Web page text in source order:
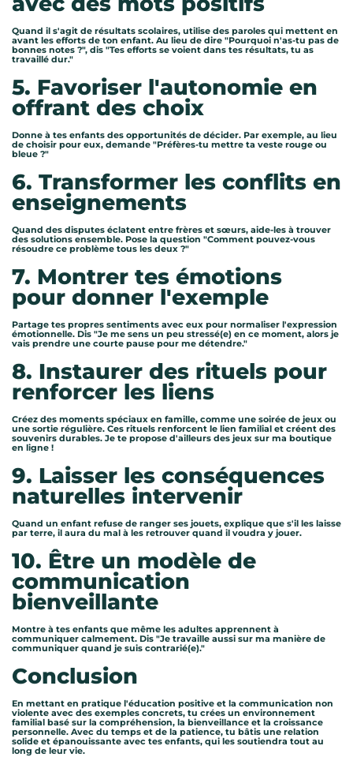
Quand il s'agit de résultats scolaires, utilise des paroles qui mettent en
avant les efforts de ton enfant. Au lieu de dire "Pourquoi n'as-tu pas de
bonnes notes ?", dis "Tes efforts se voient dans tes résultats, tu as
travaillé dur."
5. Favoriser l'autonomie en
offrant des choix
Donne à tes enfants des opportunités de décider. Par exemple, au lieu
de choisir pour eux, demande "Préfères-tu mettre ta veste rouge ou
bleue ?"
6. Transformer les conflits en
enseignements
Quand des disputes éclatent entre frères et sœurs, aide-les à trouver
des solutions ensemble. Pose la question "Comment pouvez-vous
résoudre ce problème tous les deux ?"
7. Montrer tes émotions
pour donner l'exemple
Partage tes propres sentiments avec eux pour normaliser l'expression
émotionnelle. Dis "Je me sens un peu stressé(e) en ce moment, alors je
vais prendre une courte pause pour me détendre."
8. Instaurer des rituels pour
renforcer les liens
Créez des moments spéciaux en famille, comme une soirée de jeux ou
une sortie régulière. Ces rituels renforcent le lien familial et créent des
souvenirs durables. Je te propose d'ailleurs des jeux sur ma boutique
en ligne !
9. Laisser les conséquences
naturelles intervenir
Quand un enfant refuse de ranger ses jouets, explique que s'il les laisse
par terre, il aura du mal à les retrouver quand il voudra y jouer.
10. Être un modèle de
communication
bienveillante
Montre à tes enfants que même les adultes apprennent à
communiquer calmement. Dis "Je travaille aussi sur ma manière de
communiquer quand je suis contrarié(e)."
Conclusion
En mettant en pratique l'éducation positive et la communication non
violente avec des exemples concrets, tu crées un environnement
familial basé sur la compréhension, la bienveillance et la croissance
personnelle. Avec du temps et de la patience, tu bâtis une relation
solide et épanouissante avec tes enfants, qui les soutiendra tout au
long de leur vie.